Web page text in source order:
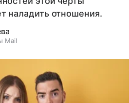
наладить отношения.
Mail